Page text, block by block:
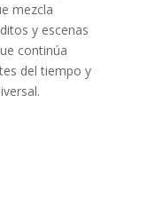
mezcla
y escenas
continúa
del tiempo y